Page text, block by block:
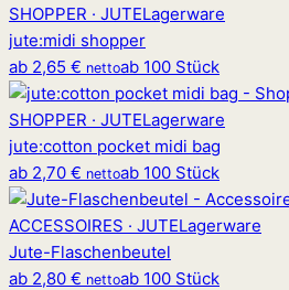
SHOPPER · JUTELagerware
jute:midi shopper
ab 2,65 € nettoab 100 Stück
SHOPPER · JUTELagerware
jute:cotton pocket midi bag
ab 2,70 € nettoab 100 Stück
ACCESSOIRES · JUTELagerware
Jute-Flaschenbeutel
ab 2,80 € nettoab 100 Stück